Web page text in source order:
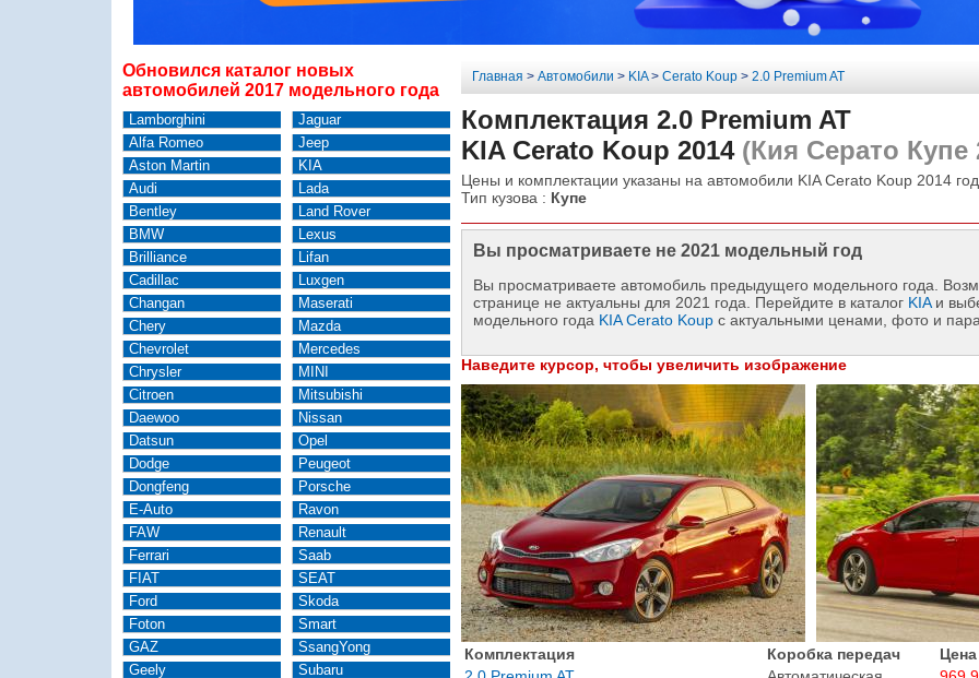
Обновился каталог новых
автомобилей 2017 модельного года
Lamborghini
Alfa Romeo
Aston Martin
Audi
Bentley
BMW
Brilliance
Cadillac
Changan
Chery
Chevrolet
Chrysler
Citroen
Daewoo
Datsun
Dodge
Dongfeng
E-Auto
FAW
Ferrari
FIAT
Ford
Foton
GAZ
Geely
Jaguar
Jeep
KIA
Lada
Land Rover
Lexus
Lifan
Luxgen
Maserati
Mazda
Mercedes
MINI
Mitsubishi
Nissan
Opel
Peugeot
Porsche
Ravon
Renault
Saab
SEAT
Skoda
Smart
SsangYong
Subaru
Главная > Автомобили > KIA> Cerato Koup> 2.0 Premium AT
Комплектация 2.0 Premium AT
KIA Cerato Koup 2014(Кия Серато Купе
Цены и комплектации указаны на автомобили KIA Cerato Koup 2014
Тип кузова : Купе
Вы просматриваете не 2021 модельный год
Вы просматриваете автомобиль предыдущего модельного года.
странице не актуальны для 2021 года. Перейдите в каталог KIAи
модельного года KIA Cerato Koupс актуальными ценами, фото и
Наведите курсор, чтобы увеличить изображение
Комплектация Коробка передач Цена